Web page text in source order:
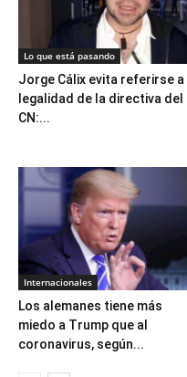
Lo que está pasando
Jorge Cálix evita referirse a
legalidad de la directiva del
CN:...
Internacionales
Los alemanes tiene más
miedo a Trump que al
coronavirus, según...